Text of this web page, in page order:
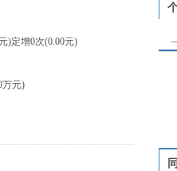
)定增0次(0.00元)
万元)